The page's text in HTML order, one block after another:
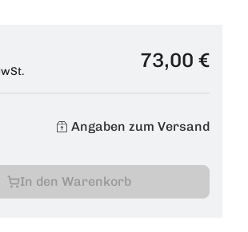
73,00 €
Angaben zum Versand
In den Warenkorb